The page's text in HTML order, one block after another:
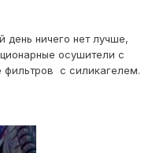
день ничего нет лучше,
осушители с
фильтров с силикагелем.